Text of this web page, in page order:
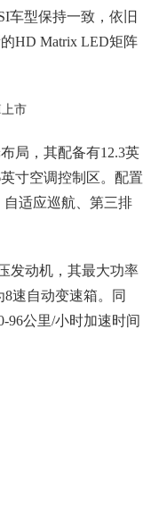
车型保持一致，依旧
HD Matrix LED矩阵
局，其配备有12.3英
寸空调控制区。配置
自适应巡航、第三排
发动机，其最大功率
8速自动变速箱。同
96公里/小时加速时间